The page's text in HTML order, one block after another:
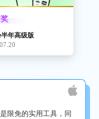
年高级版
限免的实用工具，同